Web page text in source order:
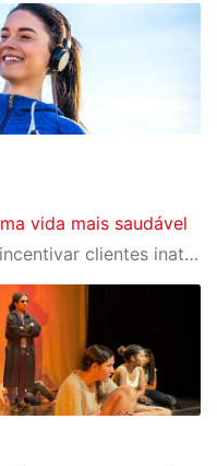
vida mais saudável
SESI-SP lança campanha para incentivar clientes inativos a retomarem a prática de atividades físicas, esporte e lazer com benefícios exclusivos